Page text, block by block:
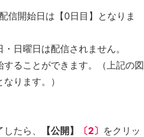
信開始日は【0日目】となりま
日曜日は配信されません。
することができます。（上記の図
ります。）
たら、 【公開】 〔2〕 をクリッ